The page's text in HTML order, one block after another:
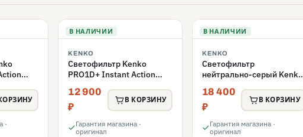
·
В НАЛИЧИИ
KENKO
Светофильтр Kenko
PRO1D+ Instant Action
переменной плотности
82mm
12 900
₽
В КОРЗИНУ
Гарантия магазина ·
оригинал
В НАЛИЧИИ
KENKO
Светофильтр
нейтрально-серый Kenko
переменной плотностью
ND3-ND400 82mm
18 400
₽
В КОРЗИНУ
Гарантия магазина ·
оригинал